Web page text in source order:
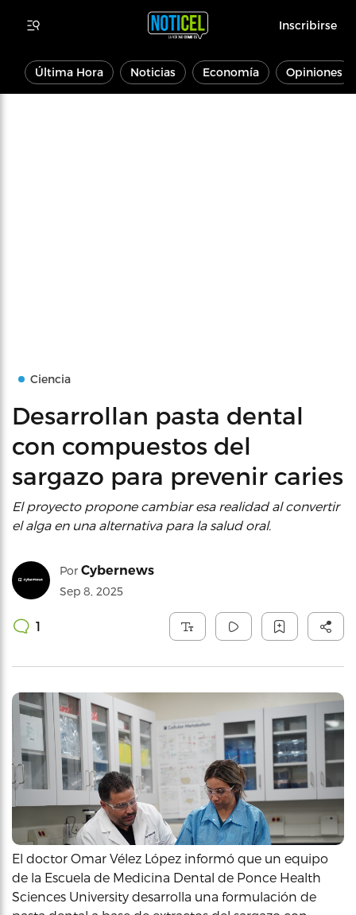
Inscribirse
Última Hora Noticias Economía Opiniones
Ciencia
Desarrollan pasta dental
con compuestos del
sargazo para prevenir caries
El proyecto propone cambiar esa realidad al convertir
el alga en una alternativa para la salud oral.
Por Cybernews
Sep 8, 2025
1
El doctor Omar Vélez López informó que un equipo
de la Escuela de Medicina Dental de Ponce Health
Sciences University desarrolla una formulación de